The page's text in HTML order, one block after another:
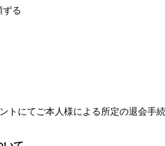
ずる
トにてご本人様による所定の退会手続